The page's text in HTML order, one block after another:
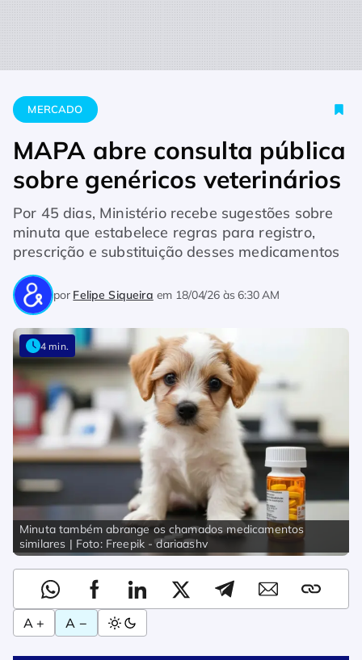
Home Mercado MAPA abre consulta pública sobre
MERCADO
MAPA abre consulta pública
sobre genéricos veterinários
Por 45 dias, Ministério recebe sugestões sobre
minuta que estabelece regras para registro,
prescrição e substituição desses medicamentos
por Felipe Siqueira em 18/04/26 às 6:30 AM
Minuta também abrange os chamados medicamentos
similares | Foto: Freepik - dariaashv
4 min.
A + A −